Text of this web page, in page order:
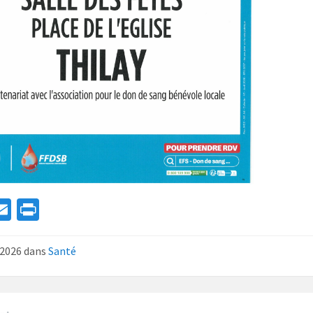
E
ai
l
t
dansSanté